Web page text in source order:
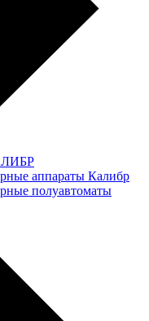
аппараты Калибр
полуавтоматы